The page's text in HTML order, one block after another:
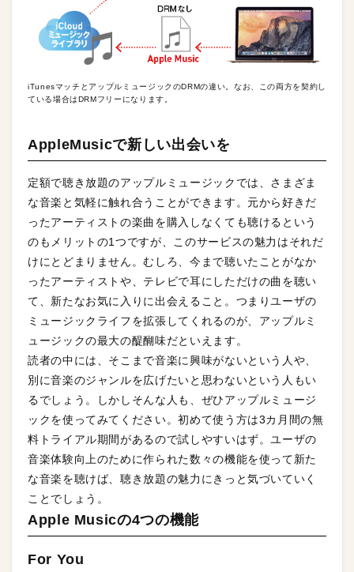
iTunesマッチとアップルミュージックのDRMの違い。なお、この両方を契約し
ている場合はDRMフリーになります。
AppleMusicで新しい出会いを
定額で聴き放題のアップルミュージックでは、さまざま
な音楽と気軽に触れ合うことができます。元から好きだ
ったアーティストの楽曲を購入しなくても聴けるという
のもメリットの1つですが、このサービスの魅力はそれだ
けにとどまりません。むしろ、今まで聴いたことがなか
ったアーティストや、テレビで耳にしただけの曲を聴い
て、新たなお気に入りに出会えること。つまりユーザの
ミュージックライフを拡張してくれるのが、アップルミ
ュージックの最大の醍醐味だといえます。
読者の中には、そこまで音楽に興味がないという人や、
別に音楽のジャンルを広げたいと思わないという人もい
るでしょう。しかしそんな人も、ぜひアップルミュージ
ックを使ってみてください。初めて使う方は3カ月間の無
料トライアル期間があるので試しやすいはず。ユーザの
音楽体験向上のために作られた数々の機能を使って新た
な音楽を聴けば、聴き放題の魅力にきっと気づいていく
ことでしょう。
Apple Musicの4つの機能
For You